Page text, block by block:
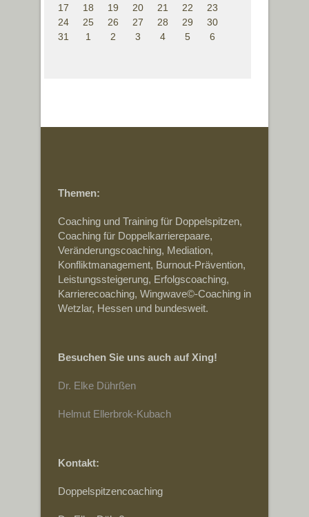
17
18 19 20 21 22
23
24
25 26 27 28 29
30
31
1 2 3 4 5 6
Themen:
Coaching und Training für Doppelspitzen,
Coaching für Doppelkarrierepaare,
Veränderungscoaching, Mediation,
Konfliktmanagement, Burnout-Prävention,
Leistungssteigerung, Erfolgscoaching,
Karrierecoaching, Wingwave©-Coaching in
Wetzlar, Hessen und bundesweit.
Besuchen Sie uns auch auf Xing!
Dr. Elke Dührßen
Helmut Ellerbrok-Kubach
Kontakt:
Doppelspitzencoaching